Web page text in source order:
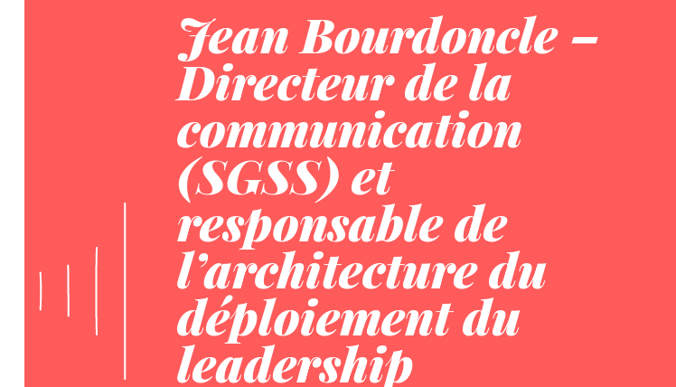
Jean Bourdoncle –
Directeur de la
communication
(SGSS) et
responsable de
l’architecture du
déploiement du
leadership